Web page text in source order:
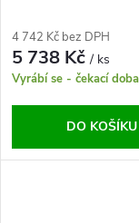
4 742 Kč bez DPH
5 738 Kč/ ks
Vyrábí se - čekací
DO KOŠÍKU